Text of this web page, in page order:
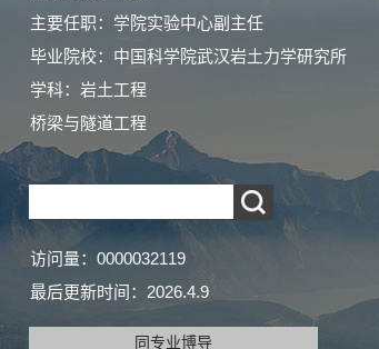
主要任职：学院实验中心副主任
毕业院校：中国科学院武汉岩土力学研究所
学科：岩土工程
桥梁与隧道工程
访问量： 0000032119
最后更新时间： 2026.4.9
同专业博导